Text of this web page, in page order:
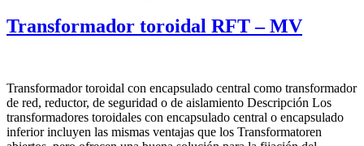
Transformador toroidal RFT – MV
Transformador toroidal con encapsulado central como transformador
de red, reductor, de seguridad o de aislamiento Descripción Los
transformadores toroidales con encapsulado central o encapsulado
inferior incluyen las mismas ventajas que los Transformatoren